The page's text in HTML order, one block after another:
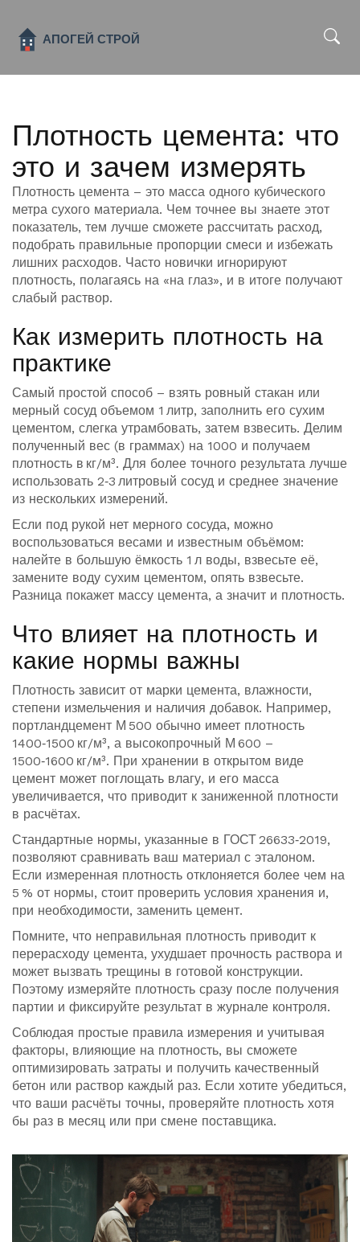
Плотность цемента: что
это и зачем измерять
Плотность цемента – это масса одного кубического
метра сухого материала. Чем точнее вы знаете этот
показатель, тем лучше сможете рассчитать расход,
подобрать правильные пропорции смеси и избежать
лишних расходов. Часто новички игнорируют
плотность, полагаясь на «на глаз», и в итоге получают
слабый раствор.
Как измерить плотность на
практике
Самый простой способ – взять ровный стакан или
мерный сосуд объемом 1 литр, заполнить его сухим
цементом, слегка утрамбовать, затем взвесить. Делим
полученный вес (в граммах) на 1000 и получаем
плотность в кг/м³. Для более точного результата лучше
использовать 2‑3 литровый сосуд и среднее значение
из нескольких измерений.
Если под рукой нет мерного сосуда, можно
воспользоваться весами и известным объёмом:
налейте в большую ёмкость 1 л воды, взвесьте её,
замените воду сухим цементом, опять взвесьте.
Разница покажет массу цемента, а значит и плотность.
Что влияет на плотность и
какие нормы важны
Плотность зависит от марки цемента, влажности,
степени измельчения и наличия добавок. Например,
портландцемент М 500 обычно имеет плотность
1400‑1500 кг/м³, а высокопрочный М 600 –
1500‑1600 кг/м³. При хранении в открытом виде
цемент может поглощать влагу, и его масса
увеличивается, что приводит к заниженной плотности
в расчётах.
Стандартные нормы, указанные в ГОСТ 26633‑2019,
позволяют сравнивать ваш материал с эталоном.
Если измеренная плотность отклоняется более чем на
5 % от нормы, стоит проверить условия хранения и,
при необходимости, заменить цемент.
Помните, что неправильная плотность приводит к
перерасходу цемента, ухудшает прочность раствора и
может вызвать трещины в готовой конструкции.
Поэтому измеряйте плотность сразу после получения
партии и фиксируйте результат в журнале контроля.
Соблюдая простые правила измерения и учитывая
факторы, влияющие на плотность, вы сможете
оптимизировать затраты и получить качественный
бетон или раствор каждый раз. Если хотите убедиться,
что ваши расчёты точны, проверяйте плотность хотя
бы раз в месяц или при смене поставщика.